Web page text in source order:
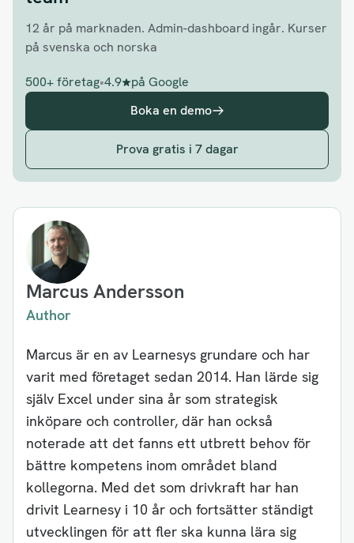
12 år på marknaden. Admin-dashboard ingår. Kurser
på svenska och norska
500+ företag•4.9
på Google
Boka en demo
Prova gratis i 7 dagar
Marcus Andersson
Author
Marcus är en av Learnesys grundare och har
varit med företaget sedan 2014. Han lärde sig
själv Excel under sina år som strategisk
inköpare och controller, där han också
noterade att det fanns ett utbrett behov för
bättre kompetens inom området bland
kollegorna. Med det som drivkraft har han
drivit Learnesy i 10 år och fortsätter ständigt
utvecklingen för att fler ska kunna lära sig